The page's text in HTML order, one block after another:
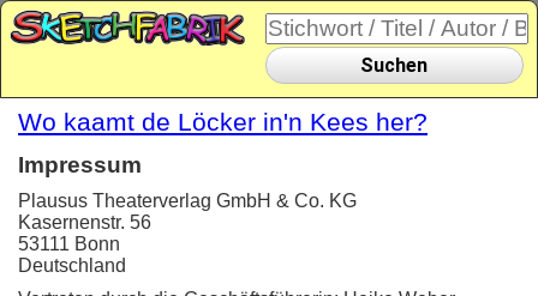
Suchen
Wo kaamt de Löcker in'n Kees her?
Impressum
Plausus Theaterverlag GmbH & Co. KG
Kasernenstr. 56
53111 Bonn
Deutschland